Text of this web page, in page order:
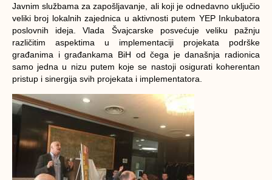
Javnim službama za zapošljavanje, ali koji je odnedavno uključio
veliki broj lokalnih zajednica u aktivnosti putem YEP Inkubatora
poslovnih ideja. Vlada Švajcarske posvećuje veliku pažnju
različitim aspektima u implementaciji projekata podrške
građanima i građankama BiH od čega je današnja radionica
samo jedna u nizu putem koje se nastoji osigurati koherentan
pristup i sinergija svih projekata i implementatora.